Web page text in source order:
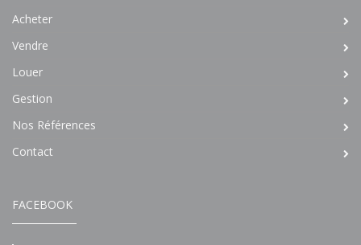
Acheter
Vendre
Louer
Gestion
Nos Références
Contact
FACEBOOK